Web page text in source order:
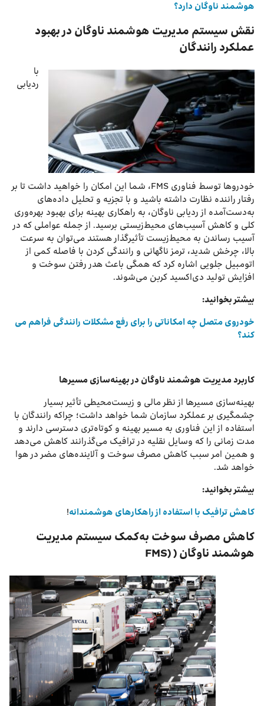
هوشمند ناوگان دارد؟
نقش سیستم مدیریت هوشمند ناوگان در بهبود
عملکرد رانندگان
با
ردیابی
خودروها توسط فناوری FMS، شما این امکان را خواهید داشت تا بر
رفتار راننده نظارت داشته باشید و با تجزیه و تحلیل داده‌های
به‌دست‌آمده از ردیابی ناوگان، به راهکاری بهینه برای بهبود بهره‌وری
کلی و کاهش آسیب‌های محیط‌زیستی برسید. از جمله عواملی که در
آسیب رساندن به محیط‌زیست تأثیرگذار هستند می‌توان به سرعت
بالا، چرخش شدید، ترمز ناگهانی و رانندگی کردن با فاصله کمی از
اتومبیل جلویی اشاره کرد که همگی باعث هدر رفتن سوخت و
افزایش تولید دی‌اکسید کربن می‌شوند.
بیشتر بخوانید:
خودروی متصل چه امکاناتی را برای رفع مشکلات رانندگی فراهم می
‌کند؟
کاربرد مدیریت هوشمند ناوگان در بهینه‌سازی مسیر‌ها
بهینه‌سازی مسیرها از نظر مالی و زیست‌محیطی تأثیر بسیار
چشمگیری بر عملکرد سازمان شما خواهد داشت؛ چراکه رانندگان با
استفاده از این فناوری به مسیر بهینه و کوتاه‌تری دسترسی دارند و
مدت زمانی را که وسایل نقلیه در ترافیک می‌گذرانند کاهش می‌دهد
و همین امر سبب کاهش مصرف سوخت و آلاینده‌های مضر در هوا
خواهد شد.
بیشتر بخوانید:
کاهش ترافیک با استفاده از راهکارهای هوشمندانه!
کاهش مصرف سوخت به‌کمک سیستم مدیریت
هوشمند ناوگان ( (FMS